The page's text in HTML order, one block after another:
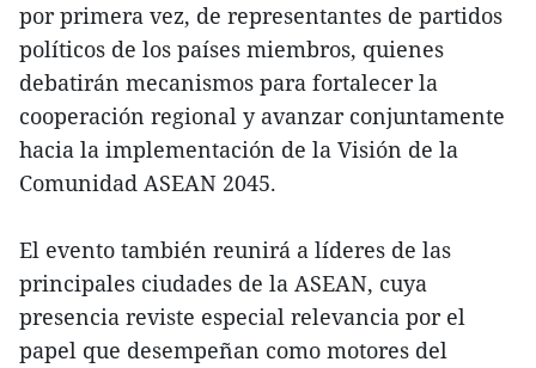
por primera vez, de representantes de partidos
políticos de los países miembros, quienes
debatirán mecanismos para fortalecer la
cooperación regional y avanzar conjuntamente
hacia la implementación de la Visión de la
Comunidad ASEAN 2045.
El evento también reunirá a líderes de las
principales ciudades de la ASEAN, cuya
presencia reviste especial relevancia por el
papel que desempeñan como motores del